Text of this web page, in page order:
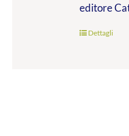
editore
Dettagli